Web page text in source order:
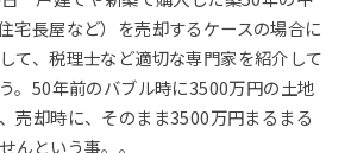
宅長屋など）を売却するケースの場合に
て、税理士など適切な専門家を紹介して
。50年前のバブル時に3500万円の土地
売却時に、そのまま3500万円まるまる
んという事。。